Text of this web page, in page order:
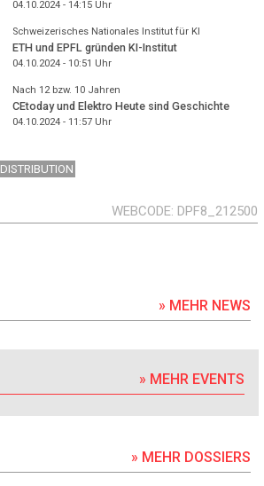
04.10.2024 - 14:15Uhr
Schweizerisches Nationales Institut für KI
ETH und EPFL gründen KI-Institut
04.10.2024 - 10:51 Uhr
Nach 12 bzw. 10 Jahren
CEtoday und Elektro Heute sind Geschichte
04.10.2024 - 11:57Uhr
DISTRIBUTION
WEBCODE DPF8_212500
» MEHR NEWS
» MEHR EVENTS
» MEHR DOSSIERS